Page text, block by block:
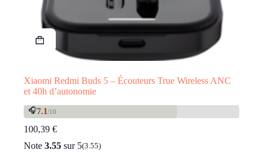
Xiaomi Redmi Buds 5 – Écouteurs True Wireless ANC
et 40h d’autonomie
🎧7.1/10
100,39 €
Note 3.55 sur 5(3.55)